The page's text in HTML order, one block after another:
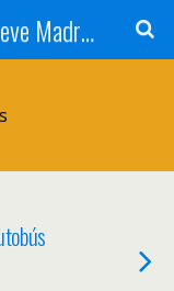
El blog de la EMT | Nos mueve Madrid